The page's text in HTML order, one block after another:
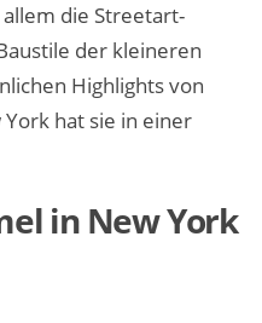
die Streetart-
der kleineren
Highlights von
hat sie in einer
in New York